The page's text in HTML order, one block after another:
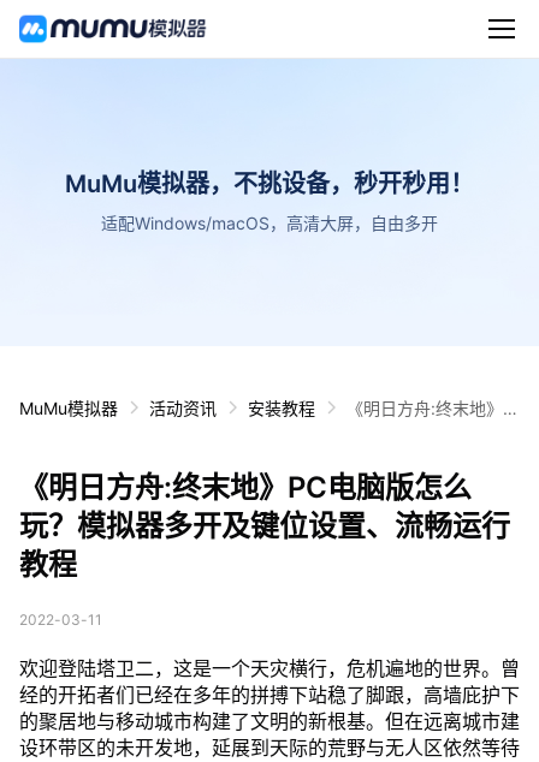
MuMu模拟器，不挑设备，秒开秒用！
适配Windows/macOS，高清大屏，自由多开
MuMu模拟器 活动资讯 安装教程
《明日方舟:终末地》P
畅运行教程
《明日方舟:终末地》PC电脑版怎么
玩？模拟器多开及键位设置、流畅运行
教程
2022-03-11
欢迎登陆塔卫二，这是一个天灾横行，危机遍地的世界。曾
经的开拓者们已经在多年的拼搏下站稳了脚跟，高墙庇护下
的聚居地与移动城市构建了文明的新根基。但在远离城市建
设环带区的未开发地，延展到天际的荒野与无人区依然等待